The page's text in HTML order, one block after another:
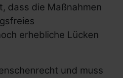
dass die Maßnahmen
erhebliche Lücken
und muss